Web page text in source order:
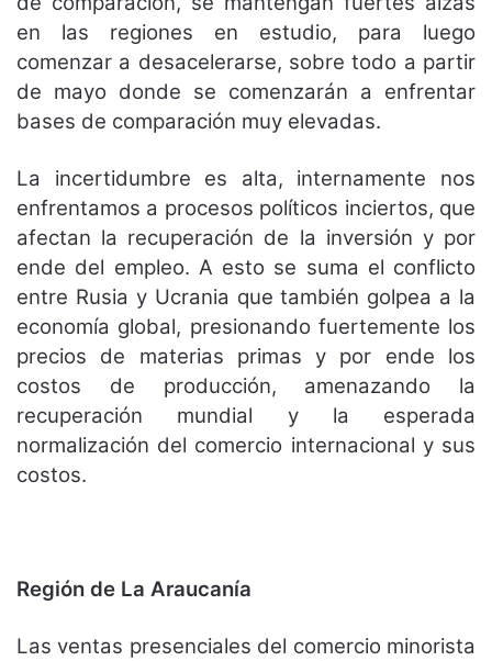
en las regiones en estudio, para luego
comenzar a desacelerarse, sobre todo a partir
de mayo donde se comenzarán a enfrentar
bases de comparación muy elevadas.
La incertidumbre es alta, internamente nos
enfrentamos a procesos políticos inciertos, que
afectan la recuperación de la inversión y por
ende del empleo. A esto se suma el conflicto
entre Rusia y Ucrania que también golpea a la
economía global, presionando fuertemente los
precios de materias primas y por ende los
costos de producción, amenazando la
recuperación mundial y la esperada
normalización del comercio internacional y sus
costos.
Región de La Araucanía
Las ventas presenciales del comercio minorista